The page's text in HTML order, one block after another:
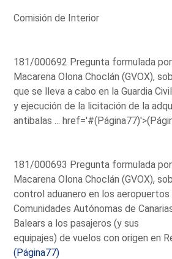
Comisión de Interior
181/000692 Pregunta formulada
Macarena Olona Choclán (GVOX),
que se lleva a cabo en la Guardia
y ejecución de la licitación de la
antibalas ...
181/000693 Pregunta formulada
Macarena Olona Choclán (GVOX),
control aduanero en los
Comunidades Autónomas de
Balears a los pasajeros (y sus
equipajes) de vuelos con origen en
(Página77)